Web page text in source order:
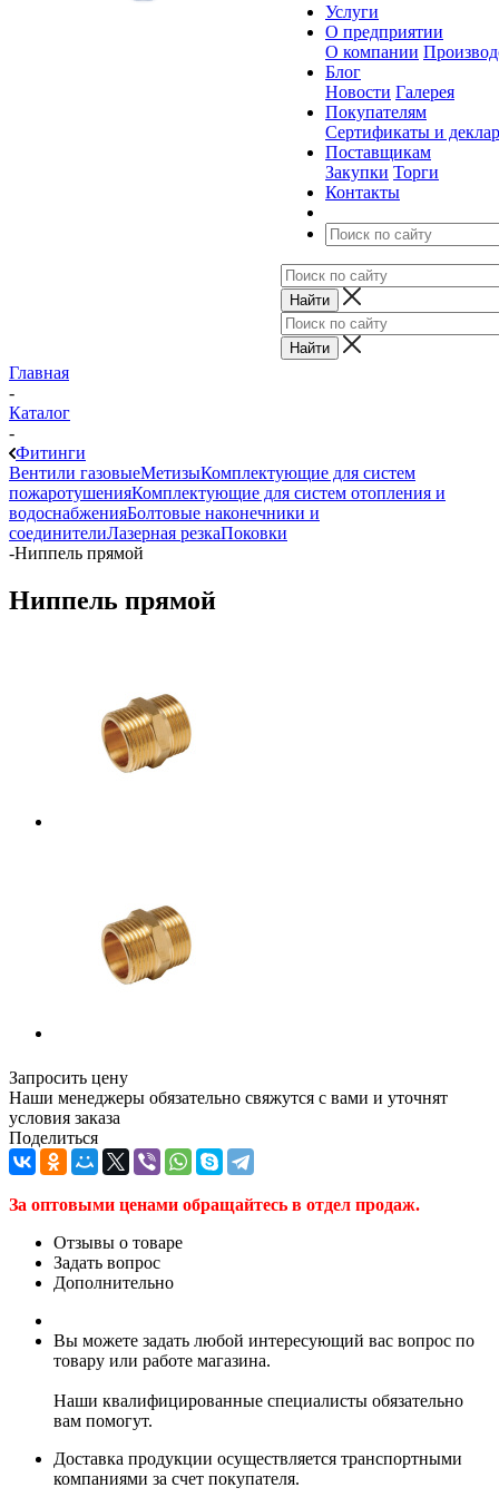
Услуги
О предприятии
О компании
Блог
Новости Галерея
Покупателям
Сертификаты и
Поставщикам
Закупки Торги
Контакты
Главная
-
Каталог
-
Фитинги
Вентили газовыеМетизыКомплектующие для систем
пожаротушенияКомплектующие для систем отопления и
водоснабженияБолтовые наконечники и
соединителиЛазерная резкаПоковки
-Ниппель прямой
Ниппель прямой
Запросить цену
Наши менеджеры обязательно свяжутся с вами и уточнят
условия заказа
Поделиться
За оптовыми ценами обращайтесь в отдел продаж.
Отзывы о товаре
Задать вопрос
Дополнительно
Вы можете задать любой интересующий вас вопрос по
товару или работе магазина.
Наши квалифицированные специалисты обязательно
вам помогут.
Доставка продукции осуществляется транспортными
компаниями за счет покупателя.